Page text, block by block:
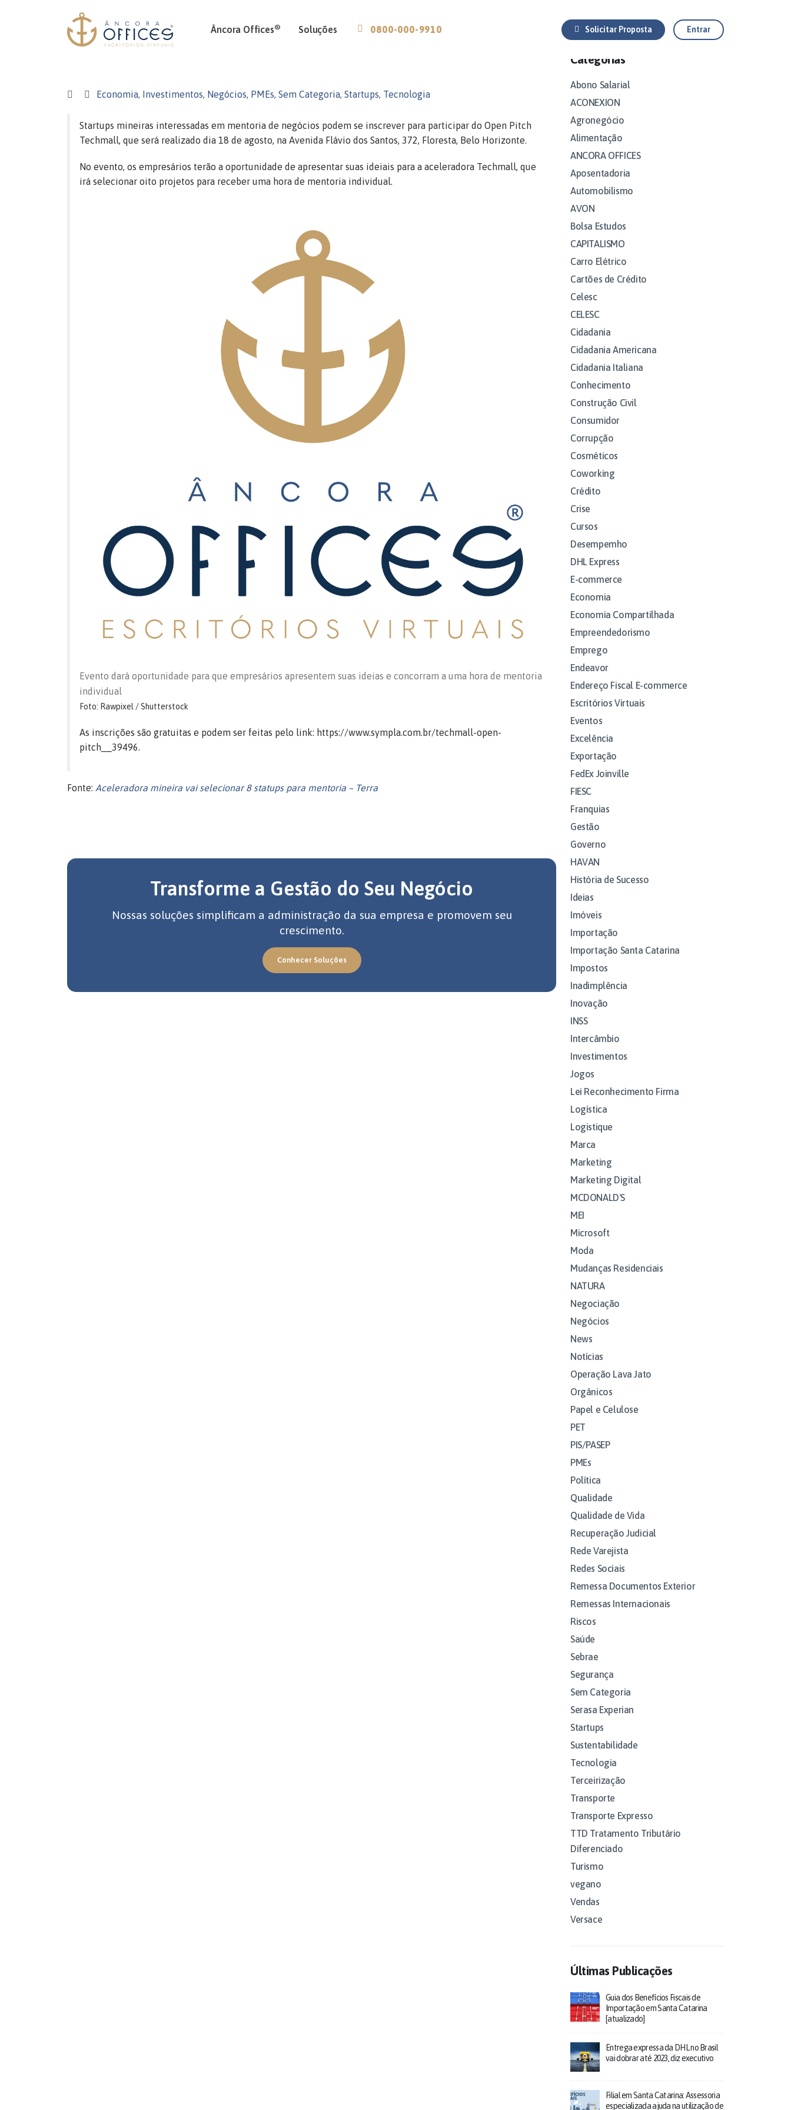
Âncora Offices® Soluções 0800-000-9910 Solicitar Proposta Entrar
Economia, Investimentos, Negócios, PMEs, Sem Categoria, Startups, Tecnologia
Startups mineiras interessadas em mentoria de negócios podem se inscrever para participar do Open Pitch
Techmall, que será realizado dia 18 de agosto, na Avenida Flávio dos Santos, 372, Floresta, Belo Horizonte.
No evento, os empresários terão a oportunidade de apresentar suas ideiais para a aceleradora Techmall, que
irá selecionar oito projetos para receber uma hora de mentoria individual.
Evento dará oportunidade para que empresários apresentem suas ideias e concorram a uma hora de mentoria
individual
Foto: Rawpixel / Shutterstock
As inscrições são gratuitas e podem ser feitas pelo link: https://www.sympla.com.br/techmall-open-
pitch__39496.
Fonte: Aceleradora mineira vai selecionar 8 statups para mentoria – Terra
Transforme a Gestão do Seu Negócio
Nossas soluções simplificam a administração da sua empresa e promovem seu
crescimento.
Conhecer Soluções
Categorias
Abono Salarial
ACONEXION
Agronegócio
Alimentação
ANCORA OFFICES
Aposentadoria
Automobilismo
AVON
Bolsa Estudos
CAPITALISMO
Carro Elétrico
Cartões de Crédito
Celesc
CELESC
Cidadania
Cidadania Americana
Cidadania Italiana
Conhecimento
Construção Civil
Consumidor
Corrupção
Cosméticos
Coworking
Crédito
Crise
Cursos
Desempemho
DHL Express
E-commerce
Economia
Economia Compartilhada
Empreendedorismo
Emprego
Endeavor
Endereço Fiscal E-commerce
Escritórios Virtuais
Eventos
Excelência
Exportação
FedEx Joinville
FIESC
Franquias
Gestão
Governo
HAVAN
História de Sucesso
Ideias
Imóveis
Importação
Importação Santa Catarina
Impostos
Inadimplência
Inovação
INSS
Intercâmbio
Investimentos
Jogos
Lei Reconhecimento Firma
Logística
Logistique
Marca
Marketing
Marketing Digital
MCDONALD'S
MEI
Microsoft
Moda
Mudanças Residenciais
NATURA
Negociação
Negócios
News
Notícias
Operação Lava Jato
Orgânicos
Papel e Celulose
PET
PIS/PASEP
PMEs
Política
Qualidade
Qualidade de Vida
Recuperação Judicial
Rede Varejista
Redes Sociais
Remessa Documentos Exterior
Remessas Internacionais
Riscos
Saúde
Sebrae
Segurança
Sem Categoria
Serasa Experian
Startups
Sustentabilidade
Tecnologia
Terceirização
Transporte
Transporte Expresso
TTD Tratamento Tributário
Diferenciado
Turismo
vegano
Vendas
Versace
Últimas Publicações
Guia dos Benefícios Fiscais de
Importação em Santa Catarina
[atualizado]
Entrega expressa da DHL no Brasil
vai dobrar até 2023, diz executivo
Filial em Santa Catarina: Assessoria
especializada ajuda na utilização de